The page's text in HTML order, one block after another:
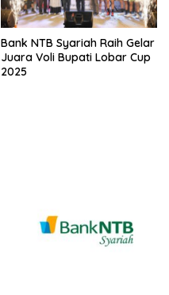
Bank NTB Syariah Raih Gelar
Juara Voli Bupati Lobar Cup
2025